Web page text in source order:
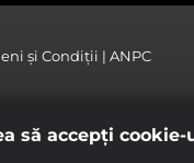
și Condiții
ANPC
să accepţi